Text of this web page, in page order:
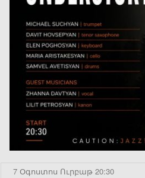
7 Օգոստոս Ուրբաթ 20:30